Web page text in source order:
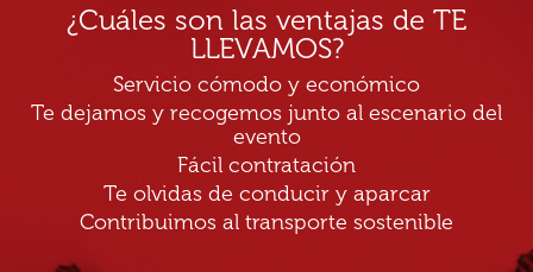
¿Cuáles son las ventajas de TE
LLEVAMOS?
Servicio cómodo y económico
Te dejamos y recogemos junto al escenario del
evento
Fácil contratación
Te olvidas de conducir y aparcar
Contribuimos al transporte sostenible